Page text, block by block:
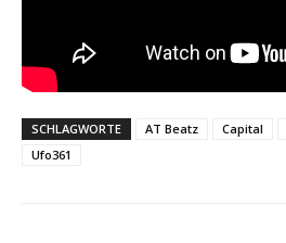
SCHLAGWORTE AT Beatz Capital
Ufo361